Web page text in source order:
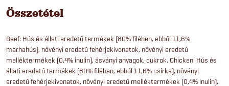
Összetétel
Beef: Hús és állati eredetű termékek (80% filében, ebből 11,6%
marhahús), növényi eredetű fehérjekivonatok, növényi eredetű
melléktermékek (0,4% inulin), ásványi anyagok, cukrok. Chicken: Hús és
állati eredetű termékek (80% filében, ebből 11,6% csirke), növényi
eredetű fehérjekivonatok, növényi eredetű melléktermékek (0,4% inulin),